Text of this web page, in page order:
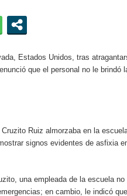
Estados Unidos, tras
que el personal no le brindó
Ruiz almorzaba en la
signos evidentes de asfixia
una empleada de la escuela
en cambio, le indicó